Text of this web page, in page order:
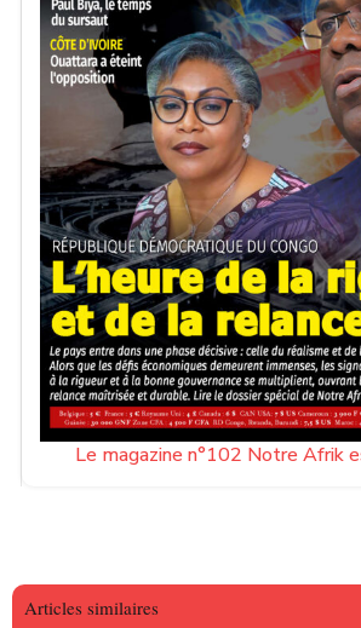
Le magazine n°102 Notre Afrik
Articles similaires